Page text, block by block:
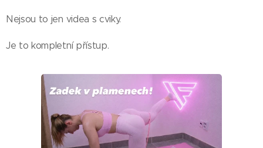
Nejsou to jen videa s cviky.
Je to kompletní přístup.